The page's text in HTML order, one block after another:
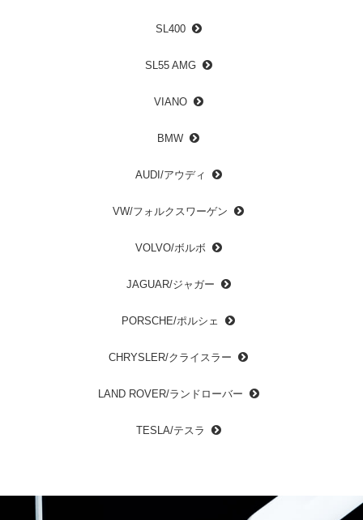
SL400
SL55 AMG
VIANO
BMW
AUDI/アウディ
VW/フォルクスワーゲン
VOLVO/ボルボ
JAGUAR/ジャガー
PORSCHE/ポルシェ
CHRYSLER/クライスラー
LAND ROVER/ランドローバー
TESLA/テスラ